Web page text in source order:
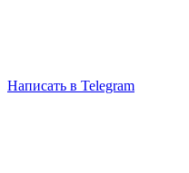
Написать в Telegram